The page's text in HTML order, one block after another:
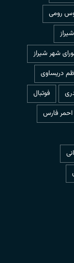
رومی
شهر شیراز
دریساوی
فوتبال
احمر فارس